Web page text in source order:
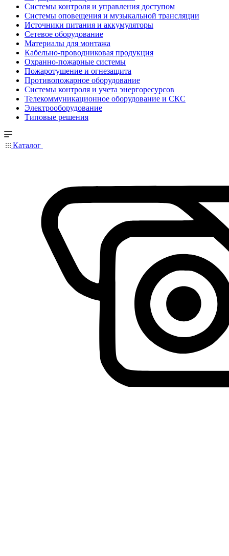
Системы контроля и управления доступом
Системы оповещения и музыкальной трансляции
Источники питания и аккумуляторы
Сетевое оборудование
Материалы для монтажа
Кабельно-проводниковая продукция
Охранно-пожарные системы
Пожаротушение и огнезащита
Противопожарное оборудование
Системы контроля и учета энергоресурсов
Телекоммуникационное оборудование и СКС
Электрооборудование
Типовые решения
Каталог